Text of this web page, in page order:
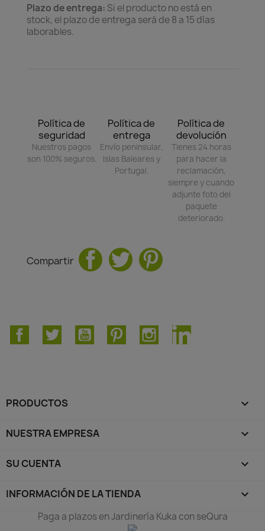
Plazo de entrega: Si el producto no está en
stock, el plazo de entrega será de 8 a 15 días
laborables.
Política de
seguridad
Nuestros pagos
son 100% seguros.
Política de
entrega
Envío peninsular,
Islas Baleares y
Portugal.
Política de
devolución
Tienes 24 horas
para hacer la
reclamación,
siempre y cuando
adjunte foto del
paquete
deteriorado.
Compartir
FacebookTwitter YouTube PinterestInstagramLinkedIn
PRODUCTOS 
NUESTRA EMPRESA 
SU CUENTA 
INFORMACIÓN DE LA TIENDA keyboard_arrow_down
Paga a plazos en Jardinería Kuka con seQura